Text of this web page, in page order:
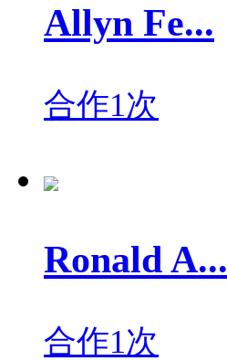
Allyn Fe...
合作1次
Ronald A...
合作1次